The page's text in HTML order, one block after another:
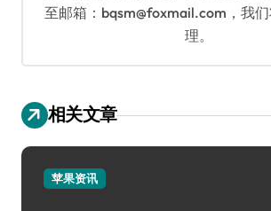
至邮箱：bqsm@foxmail.com，我
理。
相关文章
苹果资讯